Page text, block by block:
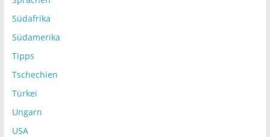
Südafrika
Südamerika
Tipps
Tschechien
Türkei
Ungarn
USA